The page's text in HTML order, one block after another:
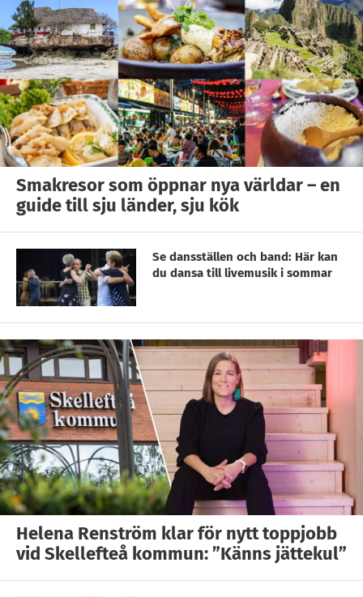
Smakresor som öppnar nya världar – en
guide till sju länder, sju kök
Se dansställen och band: Här kan
du dansa till livemusik i sommar
Helena Renström klar för nytt toppjobb
vid Skellefteå kommun: ”Känns jättekul”